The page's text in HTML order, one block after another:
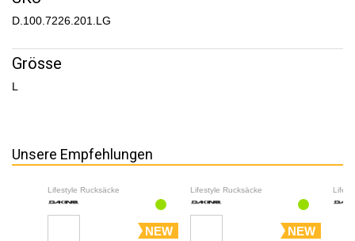
D.100.7226.201.LG
Grösse
L
Unsere Empfehlungen
Lifestyle Rucksäcke
NEW
Lifestyle Rucksäcke
NEW